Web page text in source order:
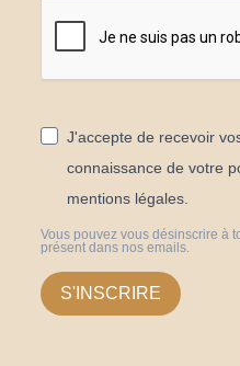
J'accepte de recevoir
connaissance de votre
mentions légales.
Vous pouvez vous désinscrire à
présent dans nos emails.
S'INSCRIRE